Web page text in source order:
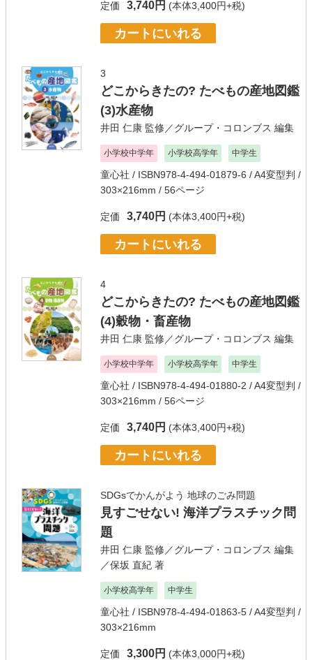
定価 3,740円 (本体3,400円+税)
カートにいれる
3
どこからきたの? たべもの産地図鑑
(3)水産物
井田 仁康 監修／グループ・コロンブス 編集
小学校中学年 小学校高学年 中学生
童心社 / ISBN978-4-494-01879-6 / A4変型判 /
303×216mm / 56ページ
定価 3,740円 (本体3,400円+税)
カートにいれる
4
どこからきたの? たべもの産地図鑑
(4)穀物・畜産物
井田 仁康 監修／グループ・コロンブス 編集
小学校中学年 小学校高学年 中学生
童心社 / ISBN978-4-494-01880-2 / A4変型判 /
303×216mm / 56ページ
定価 3,740円 (本体3,400円+税)
カートにいれる
SDGsでかんがよう 地球のごみ問題
見すごせない! 海洋プラスチック問
題
井田 仁康 監修／グループ・コロンブス 編集
／保坂 直紀 著
小学校高学年 中学生
童心社 / ISBN978-4-494-01863-5 / A4変型判 /
303×216mm
定価 3,300円 (本体3,000円+税)